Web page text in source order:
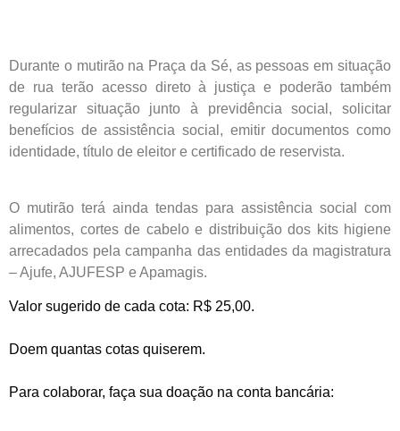
Durante o mutirão na Praça da Sé, as pessoas em situação
de rua terão acesso direto à justiça e poderão também
regularizar situação junto à previdência social, solicitar
benefícios de assistência social, emitir documentos como
identidade, título de eleitor e certificado de reservista.
O mutirão terá ainda tendas para assistência social com
alimentos, cortes de cabelo e distribuição dos kits higiene
arrecadados pela campanha das entidades da magistratura
– Ajufe, AJUFESP e Apamagis.
Valor sugerido de cada cota: R$ 25,00.
Doem quantas cotas quiserem.
Para colaborar, faça sua doação na conta bancária: